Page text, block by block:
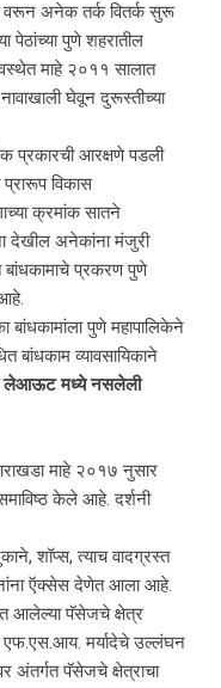
वरून अनेक तर्क वितर्क सुरू
पेठांच्या पुणे शहरातील
माहे २०११ सालात
घेवून दुरूस्तीच्या
प्रकारची आरक्षणे पडली
विकास
क्रमांक सातने
देखील अनेकांना मंजुरी
बांधकामाचे प्रकरण पुणे
बांधकामांला पुणे महापालिकेने
बांधकाम व्यावसायिकाने
लेआऊट मध्ये नसलेली
माहे २०१७ नुसार
केले आहे. दर्शनी
शॉप्स, त्याच वादग्रस्त
ऍक्सेस देणेत आला आहे.
आलेल्या पॅसेजचे क्षेत्र
एफ.एस.आय. मर्यादेचे उल्लंघन
अंतर्गत पॅसेजचे क्षेत्राचा